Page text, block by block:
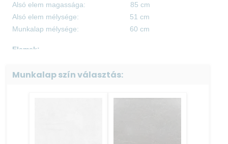
Alsó elem magassága: 85 cm
Alsó elem mélysége: 51 cm
Munkalap mélysége: 60 cm
Elemek:
85-ös sarok elem: 85 cm x 85 cm x 51 cm
40-es ajtós fiókos elem: 85 cm x 40 cm x 51 cm
Munkalap szín választás: